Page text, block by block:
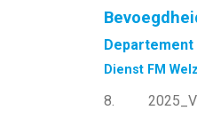
Departement
Dienst FM
8